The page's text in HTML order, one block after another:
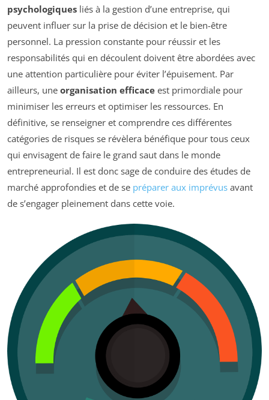
psychologiques liés à la gestion d’une entreprise, qui
peuvent influer sur la prise de décision et le bien-être
personnel. La pression constante pour réussir et les
responsabilités qui en découlent doivent être abordées avec
une attention particulière pour éviter l’épuisement. Par
ailleurs, une organisation efficace est primordiale pour
minimiser les erreurs et optimiser les ressources. En
définitive, se renseigner et comprendre ces différentes
catégories de risques se révèlera bénéfique pour tous ceux
qui envisagent de faire le grand saut dans le monde
entrepreneurial. Il est donc sage de conduire des études de
marché approfondies et de se préparer aux imprévus avant
de s’engager pleinement dans cette voie.